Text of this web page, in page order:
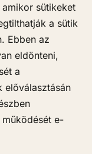
sütikeket
a sütik
Ebben az
eldönteni,
a
előválasztásán
e-